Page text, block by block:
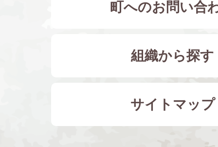
町へのお問い合
組織から探す
サイトマップ